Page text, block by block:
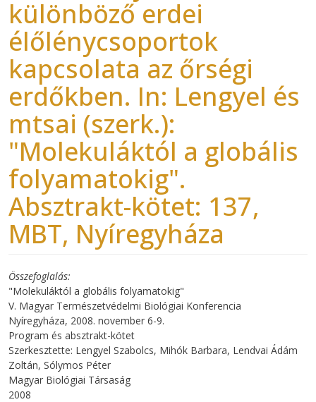
különböző erdei
élőlénycsoportok
kapcsolata az őrségi
erdőkben. In: Lengyel és
mtsai (szerk.):
"Molekuláktól a globális
folyamatokig".
Absztrakt-kötet: 137,
MBT, Nyíregyháza
Összefoglalás
"Molekuláktól a globális folyamatokig"
V. Magyar Természetvédelmi Biológiai Konferencia
Nyíregyháza, 2008. november 6-9.
Program és absztrakt-kötet
Szerkesztette: Lengyel Szabolcs, Mihók Barbara, Lendvai Ádám
Zoltán, Sólymos Péter
Magyar Biológiai Társaság
2008